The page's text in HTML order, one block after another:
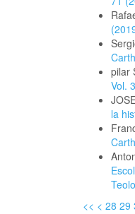
pilar
Vol.
la
<< < 28 29